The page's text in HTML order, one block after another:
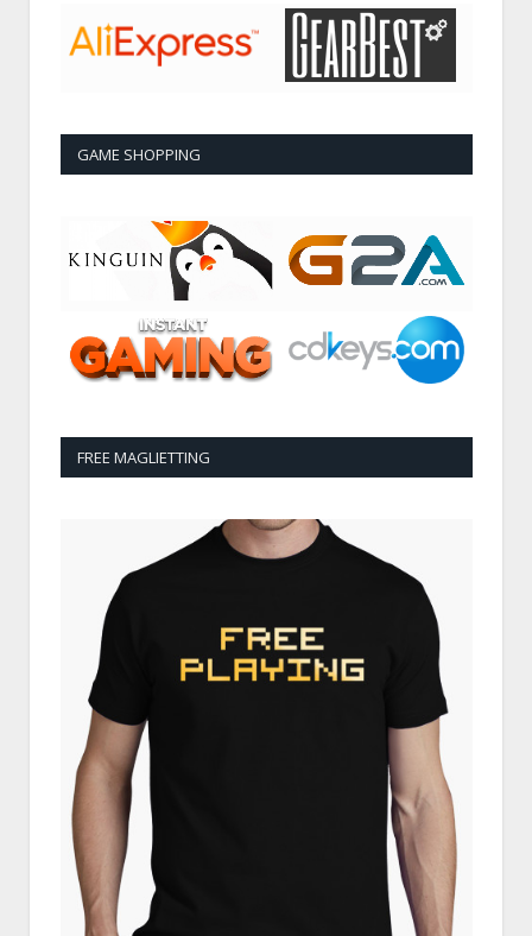
GAME SHOPPING
FREE MAGLIETTING